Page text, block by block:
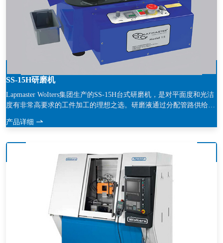
SS-15H研磨机
Lapmaster WoIters集团生产的SS-15H台式研磨机，是对平面度和光洁
度有非常高要求的工件加工的理想之选。研磨液通过分配管路供给每
研磨液将通过倾斜的回流管线流回至研磨液桶内。此回流功能和搅拌
产品详细